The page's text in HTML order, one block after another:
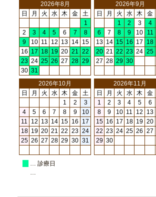
2026年8月
日
月 火 水 木 金
土
1
2
3 4 5 6 7
8
9
10 11 12 13 14 15
16 17 18 19 20 21 22
23 24 25 26 27 28 29
30 31
2026年9月
日
月 火 水 木 金
1
2 3 4
6
7 8 9 10 11
13 14 15 16 17 18
20 21 22 23 24 25
27 28 29 30
2026年10月
日
月 火 水 木 金
土
1
2
3
4
5 6 7 8 9
10
11
12 13 14 15 16
17
18 19 20 21 22 23 24
25 26 27 28 29 30 31
2026年11月
日
月 火 水 木 金
1
2 3 4 5 6
8
9 10 11 12 13
15 16 17 18 19 20
22 23 24 25 26 27
29 30
… 診療日
…